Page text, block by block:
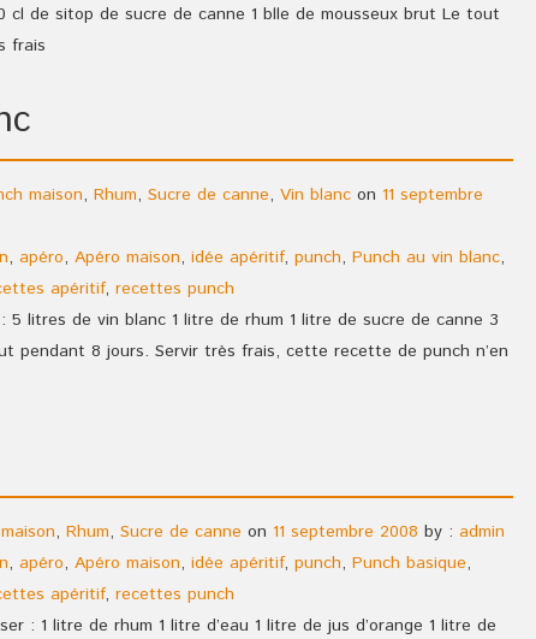
cl de sitop de sucre de canne 1 blle de mousseux brut Le tout
frais
maison, Rhum, Sucre de canne, Vin blanc on 11 septembre
, apéro, Apéro maison, idée apéritif, punch, Punch au vin blanc,
apéritif, recettes punch
5 litres de vin blanc 1 litre de rhum 1 litre de sucre de canne 3
pendant 8 jours. Servir très frais, cette recette de punch n’en
, Rhum, Sucre de canne on 11 septembre 2008 by : admin
, apéro, Apéro maison, idée apéritif, punch, Punch basique,
apéritif, recettes punch
: 1 litre de rhum 1 litre d’eau 1 litre de jus d’orange 1 litre de